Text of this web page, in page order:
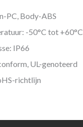
PC, Body-ABS
-50°C tot +60°C
IP66
UL-genoteerd
richtlijn